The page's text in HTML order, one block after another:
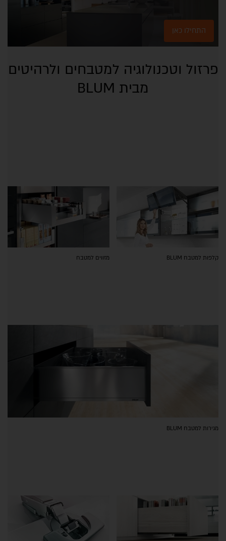
התחילו כאן
פרזול וטכנולוגיה למטבחים ולרהיטים
מבית BLUM
קלפות למטבח BLUM מזווים למטבח
מגירות למטבח BLUM